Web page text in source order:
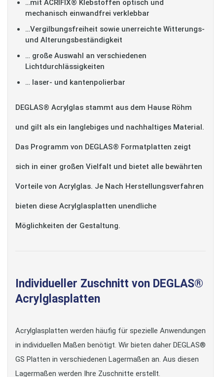
…mit ACRIFIX® Klebstoffen optisch und
mechanisch einwandfrei verklebbar
…Vergilbungsfreiheit sowie unerreichte Witterungs-
und Alterungsbeständigkeit
… große Auswahl an verschiedenen
Lichtdurchlässigkeiten
… laser- und kantenpolierbar
DEGLAS® Acrylglas stammt aus dem Hause Röhm
und gilt als ein langlebiges und nachhaltiges Material.
Das Programm von DEGLAS® Formatplatten zeigt
sich in einer großen Vielfalt und bietet alle bewährten
Vorteile von Acrylglas. Je Nach Herstellungsverfahren
bieten diese Acrylglasplatten unendliche
Möglichkeiten der Gestaltung.
Individueller Zuschnitt von DEGLAS®
Acrylglasplatten
Acrylglasplatten werden häufig für spezielle Anwendungen
in individuellen Maßen benötigt. Wir bieten daher DEGLAS®
GS Platten in verschiedenen Lagermaßen an. Aus diesen
Lagermaßen werden Ihre Zuschnitte erstellt.